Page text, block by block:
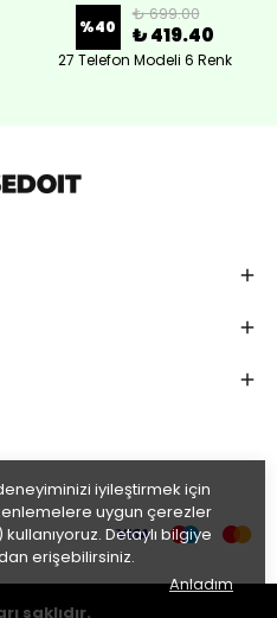
iyileştirmek için
uygun çerezler
Detaylı bilgiye
erişebilirsiniz.
Anladım
%40
₺ 699.00
₺ 419.40
27 Telefon Modeli 6 Renk
saklıdır.